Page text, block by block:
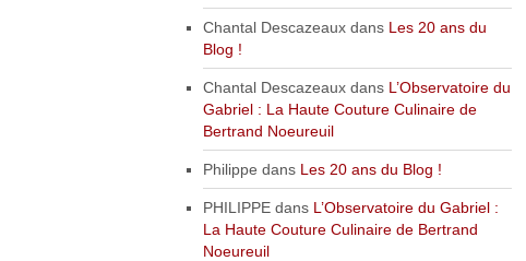
Chantal Descazeauxdans Les 20 ans du
Blog !
Chantal Descazeauxdans L’Observatoire du
Gabriel : La Haute Couture Culinaire de
Bertrand Noeureuil
Philippe dans Les 20 ans du Blog !
PHILIPPEdans L’Observatoire du Gabriel :
La Haute Couture Culinaire de Bertrand
Noeureuil